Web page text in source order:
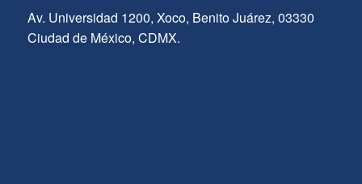
Av. Universidad 1200, Xoco, Benito Juárez, 03330
Ciudad de México, CDMX.